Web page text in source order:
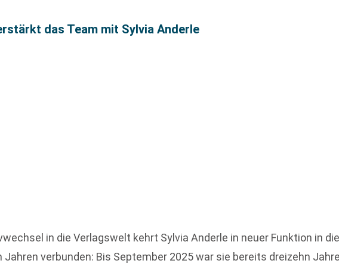
das Team mit Sylvia Anderle
in die Verlagswelt kehrt Sylvia Anderle in neuer Funktion in
verbunden: Bis September 2025 war sie bereits dreizehn